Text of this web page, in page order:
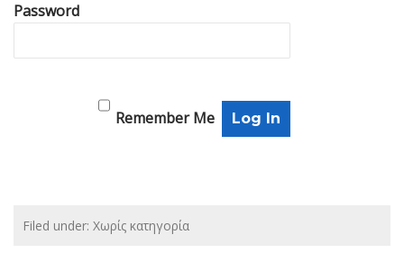
Password
Remember Me
Filed under: Χωρίς κατηγορία